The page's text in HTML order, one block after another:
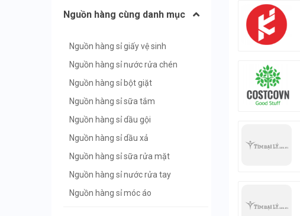
Dược phẩm Y tế 629
Máy tính, phụ kiện
Máy móc, công nghiệp
Vật liệu xây dựng
Nội Ngoại thất
Ô tô Xe máy
Ngành nghề khác
Quảng cáo
Nguồn hàng cùng danh mục
Nguồn hàng sỉ giấy vệ sinh
Nguồn hàng sỉ nước rửa chén
Nguồn hàng sỉ bột giặt
Nguồn hàng sỉ sữa tắm
Nguồn hàng sỉ dầu gội
Nguồn hàng sỉ dầu xả
Nguồn hàng sỉ sữa rửa mặt
Nguồn hàng sỉ nước rửa tay
Nguồn hàng sỉ móc áo